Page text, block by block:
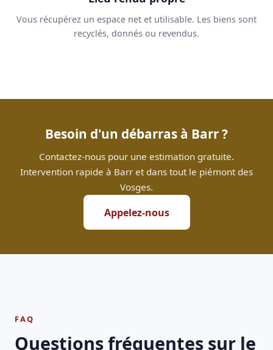
Vous récupérez un espace net et utilisable. Les biens sont
recyclés, donnés ou revendus.
Besoin d'un débarras à Barr ?
Contactez-nous pour une estimation gratuite.
Intervention rapide à Barr et dans tout le piémont des
Vosges.
Appelez-nous
FAQ
Questions fréquentes sur le